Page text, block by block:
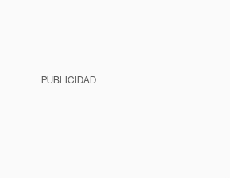
PUBLICIDAD